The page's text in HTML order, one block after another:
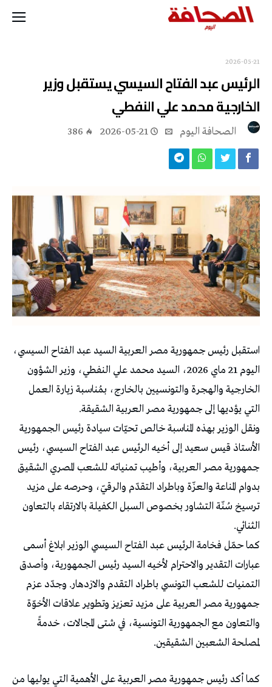
2026-05-21
الرئيس عبد الفتاح السيسي يستقبل وزير
الخارجية محمد علي النفطي
2026-05-21
386
استقبل رئيس جمهورية مصر العربية السيد عبد الفتاح السيسي،
اليوم 21 ماي 2026، السيد محمد علي النفطي، وزير الشؤون
الخارجية والهجرة والتونسيين بالخارج، بمُناسبة زيارة العمل
التي يؤديها إلى جمهورية مصر العربية الشقيقة.
ونقل الوزير بهذه المناسبة خالص تحيّات سيادة رئيس الجمهورية
الأستاذ قيس سعيد إلى أخيه الرئيس عبد الفتاح السيسي، رئيس
جمهورية مصر العربية، وأطيب تمنياته للشعب المصري الشقيق
بدوام المناعة والعزّة وباطراد التقدّم والرقيّ، وحرصه على مزيد
ترسيخ سُنّة التشاور بخصوص السبل الكفيلة بالارتقاء بالتعاون
الثنائي.
كما حمّل فخامة الرئيس عبد الفتاح السيسي الوزير ابلاغ أسمى
عبارات التقدير والاحترام لأخيه السيد رئيس الجمهورية، وأصدق
التمنيات للشعب التونسي باطراد التقدم والازدهار. وجدّد عزم
جمهورية مصر العربية على مزيد تعزيز وتطوير علاقات الأخوّة
والتعاون مع الجمهورية التونسية، في شتى المجالات، خدمةً
لمصلحة الشعبين الشقيقين.
كما أكد رئيس جمهورية مصر العربية على الأهمية التي يوليها من